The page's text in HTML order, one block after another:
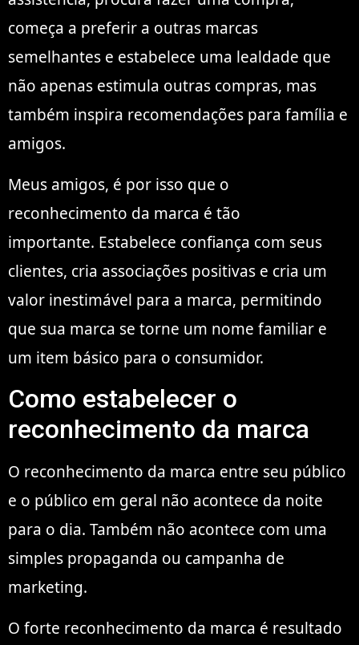
começa a preferir a outras marcas
semelhantes e estabelece uma lealdade que
não apenas estimula outras compras, mas
também inspira recomendações para família e
amigos.
Meus amigos, é por isso que o
reconhecimento da marca é tão
importante. Estabelece confiança com seus
clientes, cria associações positivas e cria um
valor inestimável para a marca, permitindo
que sua marca se torne um nome familiar e
um item básico para o consumidor.
Como estabelecer o
reconhecimento da marca
O reconhecimento da marca entre seu público
e o público em geral não acontece da noite
para o dia. Também não acontece com uma
simples propaganda ou campanha de
marketing.
O forte reconhecimento da marca é resultado